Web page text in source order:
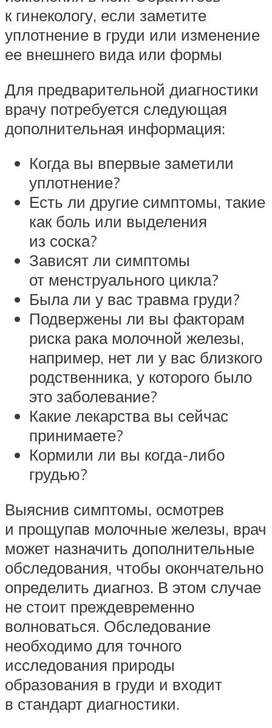
к гинекологу, если заметите
уплотнение в груди или изменение
ее внешнего вида или формы
Для предварительной диагностики
врачу потребуется следующая
дополнительная информация:
Когда вы впервые заметили
уплотнение?
Есть ли другие симптомы, такие
как боль или выделения
из соска?
Зависят ли симптомы
от менструального цикла?
Была ли у вас травма груди?
Подвержены ли вы факторам
риска рака молочной железы,
например, нет ли у вас близкого
родственника, у которого было
это заболевание?
Какие лекарства вы сейчас
принимаете?
Кормили ли вы когда-либо
грудью?
Выяснив симптомы, осмотрев
и прощупав молочные железы, врач
может назначить дополнительные
обследования, чтобы окончательно
определить диагноз. В этом случае
не стоит преждевременно
волноваться. Обследование
необходимо для точного
исследования природы
образования в груди и входит
в стандарт диагностики.